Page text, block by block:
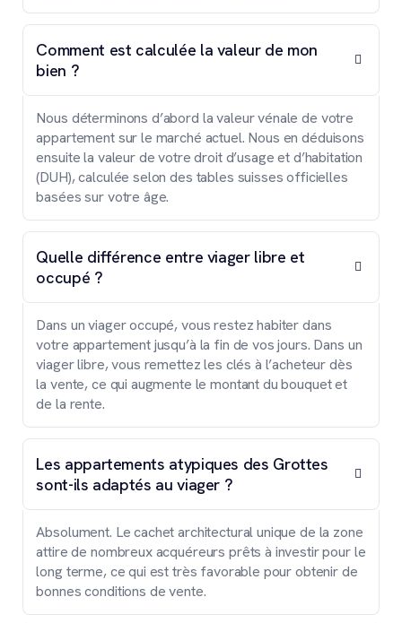
Comment est calculée la valeur de mon
bien ?
Nous déterminons d’abord la valeur vénale de votre
appartement sur le marché actuel. Nous en déduisons
ensuite la valeur de votre droit d’usage et d’habitation
(DUH), calculée selon des tables suisses officielles
basées sur votre âge.
Quelle différence entre viager libre et
occupé ?
Dans un viager occupé, vous restez habiter dans
votre appartement jusqu’à la fin de vos jours. Dans un
viager libre, vous remettez les clés à l’acheteur dès
la vente, ce qui augmente le montant du bouquet et
de la rente.
Les appartements atypiques des Grottes
sont-ils adaptés au viager ?
Absolument. Le cachet architectural unique de la zone
attire de nombreux acquéreurs prêts à investir pour le
long terme, ce qui est très favorable pour obtenir de
bonnes conditions de vente.